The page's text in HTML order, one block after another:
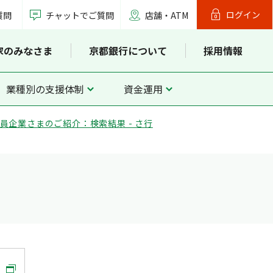
問 チャットでご質問 店舗・ATM ログイン
みなさま 京都銀行について 採用情報
業種別の支援体制 資金運用
企業さまのご紹介：検索結果 - さ行